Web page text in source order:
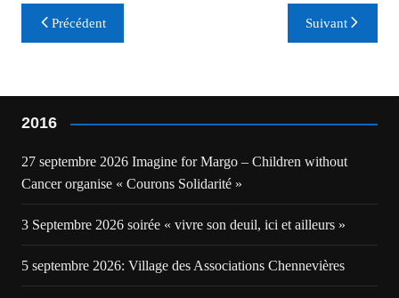
Navigation
de
Précédent Suivant
2016
27 septembre 2026 Imagine for Margo – Children without
Cancer organise « Courons Solidarité »
3 Septembre 2026 soirée « vivre son deuil, ici et ailleurs »
5 septembre 2026: Village des Associations Chennevières